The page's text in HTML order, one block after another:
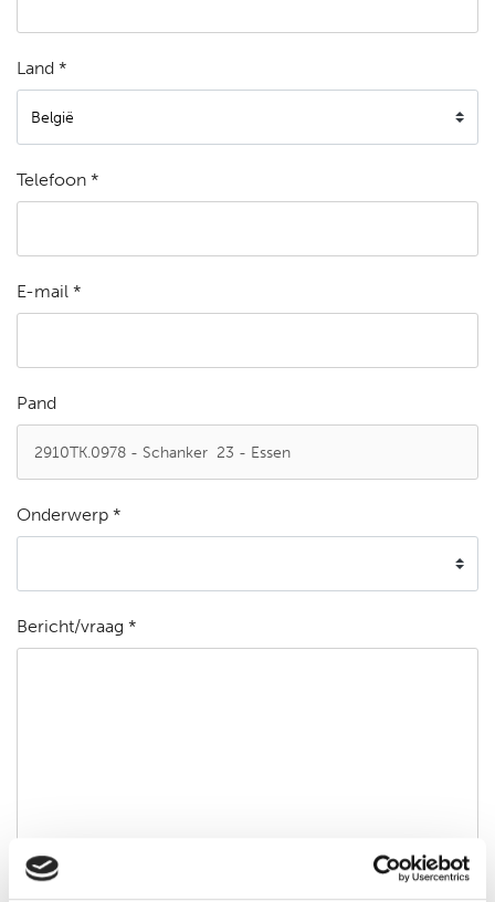
Land *
Telefoon *
E-mail *
Pand
Onderwerp *
Bericht/vraag *
Ik ga akkoord met deprivacyverklaring*